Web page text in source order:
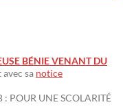
BÉNIE VENANT DU
sa notice
: POUR UNE SCOLARITÉ